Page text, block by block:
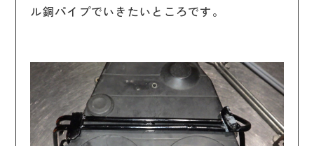
ル銅パイプでいきたいところです。